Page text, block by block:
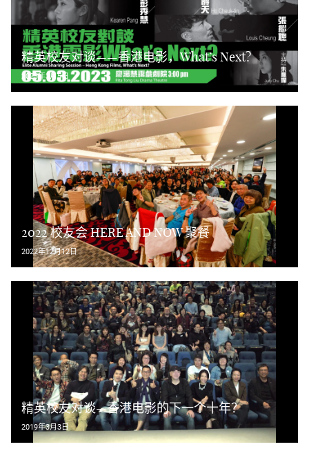
精英校友对谈——香港电影，What’s Next?
2023年3月5日
2022 校友会 HERE AND NOW 聚餐
2022年12月12日
精英校友对谈—香港电影的下一个十年？
2019年3月3日